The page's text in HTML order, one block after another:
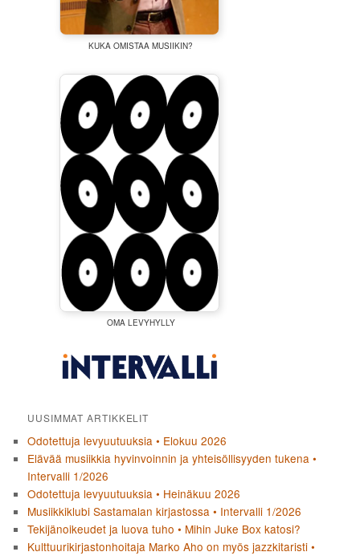
KUKA OMISTAA MUSIIKIN?
OMA LEVYHYLLY
UUSIMMAT ARTIKKELIT
Odotettuja levyuutuuksia • Elokuu 2026
Elävää musiikkia hyvinvoinnin ja yhteisöllisyyden tukena •
Intervalli 1/2026
Odotettuja levyuutuuksia • Heinäkuu 2026
Musiikkiklubi Sastamalan kirjastossa • Intervalli 1/2026
Tekijänoikeudet ja luova tuho • Mihin Juke Box katosi?
Kulttuurikirjastonhoitaja Marko Aho on myös jazzkitaristi •